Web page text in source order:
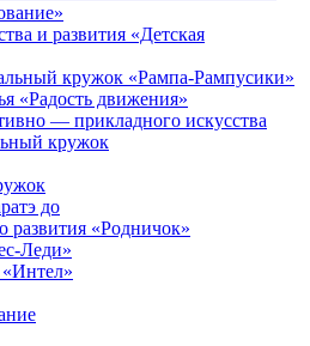
и развития «Детская
кружок «Рампа-Рампусики»
«Радость движения»
— прикладного искусства
кружок
до
развития «Родничок»
Леди»